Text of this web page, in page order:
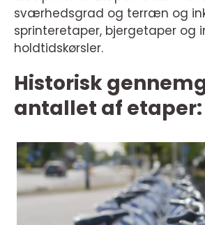
sværhedsgrad og terræn og
sprinteretaper, bjergetaper og
holdtidskørsler.
Historisk
antallet af etaper: